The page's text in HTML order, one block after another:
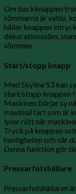
Om backknappen
sömmarna är valda,
håller knappen
dekorationssöm,
sömmen.
Start/stopp knapp
Med Skyline S3 kan
start/stopp knappen
Maskinen börjar sy
maximal fart som är
lyser rött när
Tryck på knappen
hastigheten och när
Denna funktion gör
Pressarfotshållare
Pressarfotshållaren